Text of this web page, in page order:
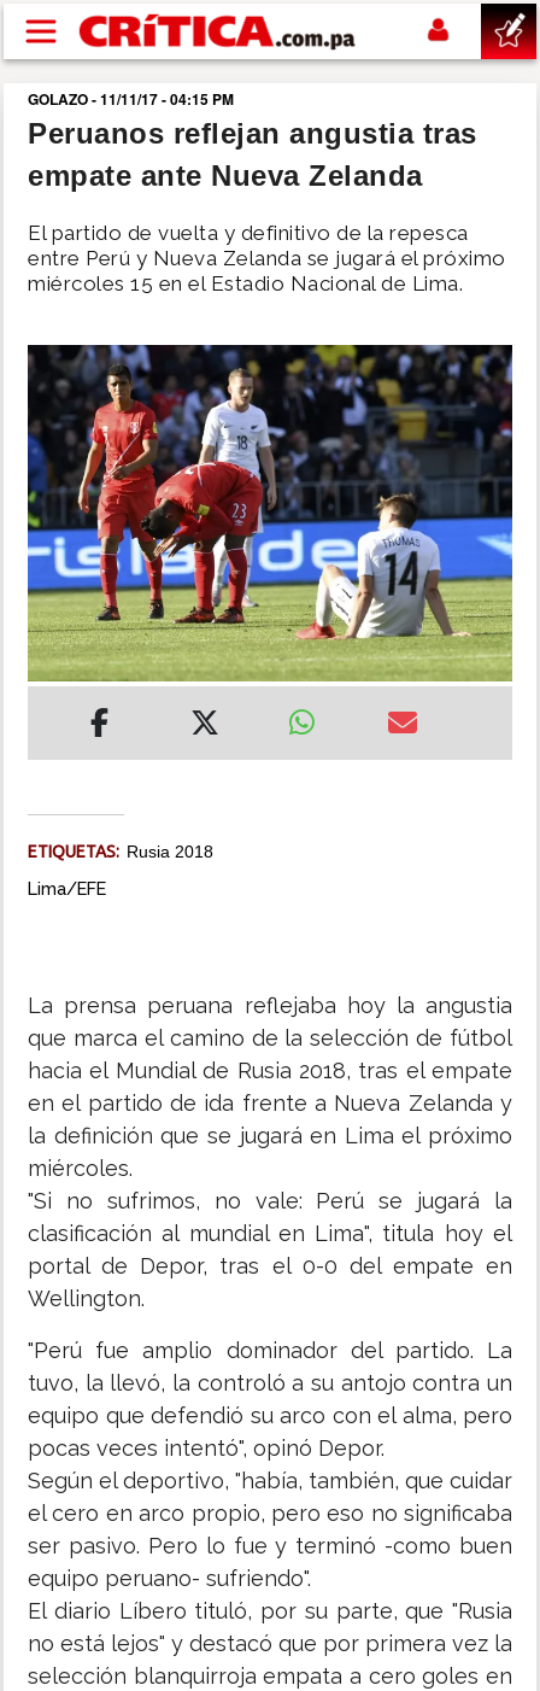
Pasar al contenido principal
buscar
SUCESOS
NACIONAL
SHOW
DEPORTES
MUNDO
INSÓLITAS
MULTIMEDIA
IMPRESO
GOLAZO - 11/11/17 - 04:15 PM
Peruanos reflejan angustia tras
empate ante Nueva Zelanda
El partido de vuelta y definitivo de la repesca
entre Perú y Nueva Zelanda se jugará el próximo
miércoles 15 en el Estadio Nacional de Lima.
ETIQUETAS: Rusia 2018
Lima/EFE
La prensa peruana reflejaba hoy la angustia
que marca el camino de la selección de fútbol
hacia el Mundial de Rusia 2018, tras el empate
en el partido de ida frente a Nueva Zelanda y
la definición que se jugará en Lima el próximo
miércoles.
"Si no sufrimos, no vale: Perú se jugará la
clasificación al mundial en Lima", titula hoy el
portal de Depor, tras el 0-0 del empate en
Wellington.
"Perú fue amplio dominador del partido. La
tuvo, la llevó, la controló a su antojo contra un
equipo que defendió su arco con el alma, pero
pocas veces intentó", opinó Depor.
Según el deportivo, "había, también, que cuidar
el cero en arco propio, pero eso no significaba
ser pasivo. Pero lo fue y terminó -como buen
equipo peruano- sufriendo".
El diario Líbero tituló, por su parte, que "Rusia
no está lejos" y destacó que por primera vez la
selección blanquirroja empata a cero goles en